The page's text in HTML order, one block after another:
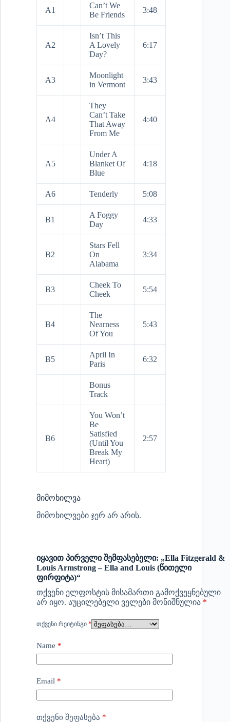
A1
Can’t We
Be Friends
3:48
A2
Isn’t This
A Lovely
Day?
6:17
A3
Moonlight
in Vermont
3:43
A4
They
Can’t Take
That Away
From Me
4:40
A5
Under A
Blanket Of
Blue
4:18
A6 Tenderly 5:08
B1
A Foggy
Day
4:33
B2
Stars Fell
On
Alabama
3:34
B3
Cheek To
Cheek
5:54
B4
The
Nearness
Of You
5:43
B5
April In
Paris
6:32
Bonus
Track
B6
You Won’t
Be
Satisfied
(Until You
Break My
Heart)
2:57
მიმოხილვა
მიმოხილვები ჯერ არ არის.
იყავით პირველი შემფასებელი: „Ella Fitzgerald &
Louis Armstrong – Ella and Louis (წითელი
ფირფიტა)“
თქვენი ელფოსტის მისამართი გამოქვეყნებული
არ იყო. აუცილებელი ველები მონიშნულია *
ᲗᲥᲕᲔᲜᲘ ᲠᲔᲘᲢᲘᲜᲒᲘ *
Name *
Email *
თქვენი შეფასება *